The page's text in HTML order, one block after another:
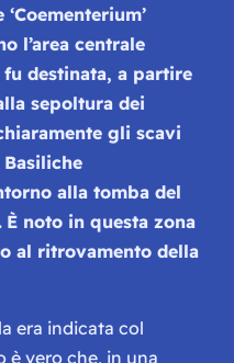
l’area centrale
destinata, a partire
sepoltura dei
gli scavi
alla tomba del
È noto in questa zona
al ritrovamento della
era indicata col
è vero che, in una